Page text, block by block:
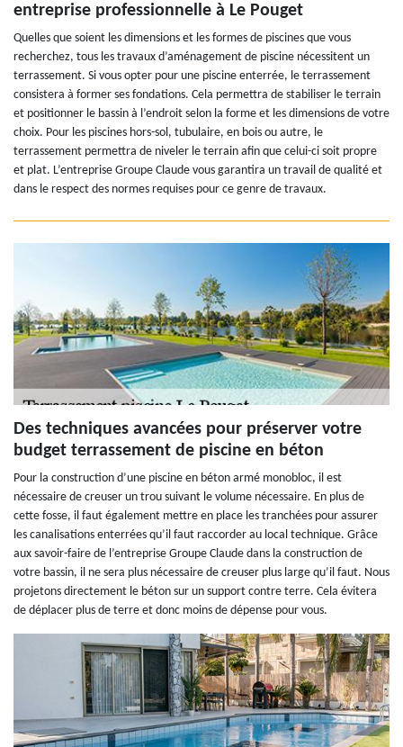
entreprise professionnelle à Le Pouget
Quelles que soient les dimensions et les formes de piscines que vous
recherchez, tous les travaux d’aménagement de piscine nécessitent un
terrassement. Si vous opter pour une piscine enterrée, le terrassement
consistera à former ses fondations. Cela permettra de stabiliser le terrain
et positionner le bassin à l’endroit selon la forme et les dimensions de votre
choix. Pour les piscines hors-sol, tubulaire, en bois ou autre, le
terrassement permettra de niveler le terrain afin que celui-ci soit propre
et plat. L’entreprise Groupe Claude vous garantira un travail de qualité et
dans le respect des normes requises pour ce genre de travaux.
Des techniques avancées pour préserver votre
budget terrassement de piscine en béton
Pour la construction d’une piscine en béton armé monobloc, il est
nécessaire de creuser un trou suivant le volume nécessaire. En plus de
cette fosse, il faut également mettre en place les tranchées pour assurer
les canalisations enterrées qu’il faut raccorder au local technique. Grâce
aux savoir-faire de l’entreprise Groupe Claude dans la construction de
votre bassin, il ne sera plus nécessaire de creuser plus large qu’il faut. Nous
projetons directement le béton sur un support contre terre. Cela évitera
de déplacer plus de terre et donc moins de dépense pour vous.